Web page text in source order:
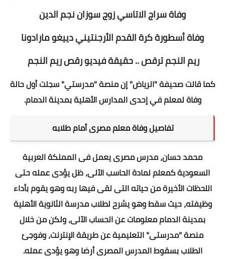
وفاة سراج الاتاسي زوج سوزان نجم الدين
وفاة أسطورة كرة القدم الأرجنتيني دييغو مارادونا
ريم النجم ترقص .. حقيقة فيديو رقص ريم النجم
كما قالت صحيفة "الرياض" إن منصة "مدرستي" سجلت أول حالة
وفاة لمعلم في إحدى المدارس الأهلية بمدينة الدمام.
تفاصيل وفاة معلم مصرى أمام طلابه
محمد حسان، مدرس مصرى يعمل فى المملكة العربية
السعودية كمعلم لمادة الحاسب الآلى، ظل يؤدى عمله حتى
اللحظات الأخيرة من حياته التى لقى فيها ربه وهو يقوم بأداء
وظيفته، حيث سقط وهو يشرح لطلاب مدرسة الثانوية الأهلية
بمدينة الدمام معلومات عن الحساب الآلى، ولكن من خلال
منصة "مدرستى" التعليمية عن طريقة الإنترنت، وفوجئ
الطلاب بسقوط المدرس المصرى أرضا وهو يؤدى عمله.